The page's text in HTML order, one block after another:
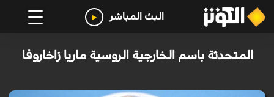
البث المباشر
المتحدثة باسم الخارجية الروسية ماريا زاخاروفا